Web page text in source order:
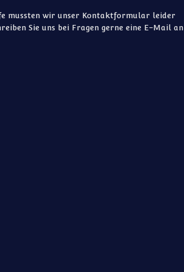
mussten wir unser Kontaktformular leider
Sie uns bei Fragen gerne eine E-Mail an